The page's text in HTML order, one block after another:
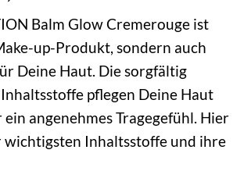
Balm Glow Cremerouge ist
up-Produkt, sondern auch
Deine Haut. Die sorgfältig
pflegen Deine Haut
angenehmes Tragegefühl. Hier
wichtigsten Inhaltsstoffe und ihre